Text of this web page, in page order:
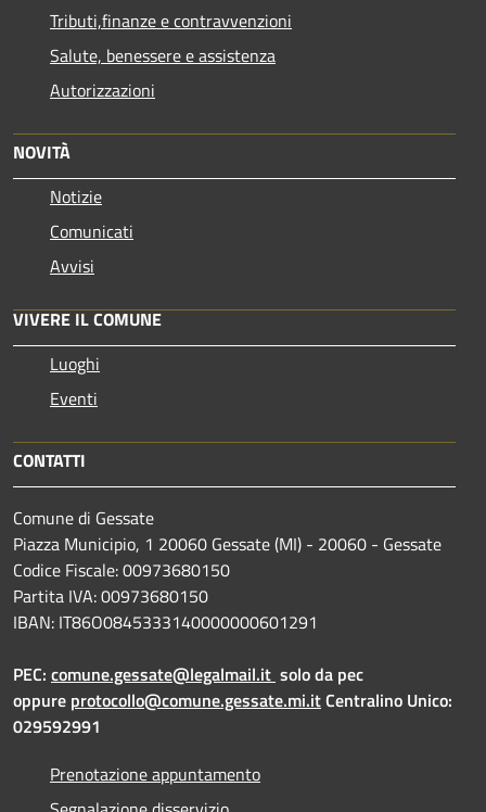
Tributi,finanze e contravvenzioni
Salute, benessere e assistenza
Autorizzazioni
NOVITÀ
Notizie
Comunicati
Avvisi
VIVERE IL COMUNE
Luoghi
Eventi
CONTATTI
Comune di Gessate
Piazza Municipio, 1 20060 Gessate (MI) - 20060 - Gessate
Codice Fiscale: 00973680150
Partita IVA: 00973680150
IBAN: IT86O0845333140000000601291
PEC: comune.gessate@legalmail.it solo da pec
oppure protocollo@comune.gessate.mi.itCentralino Unico:
029592991
Prenotazione appuntamento